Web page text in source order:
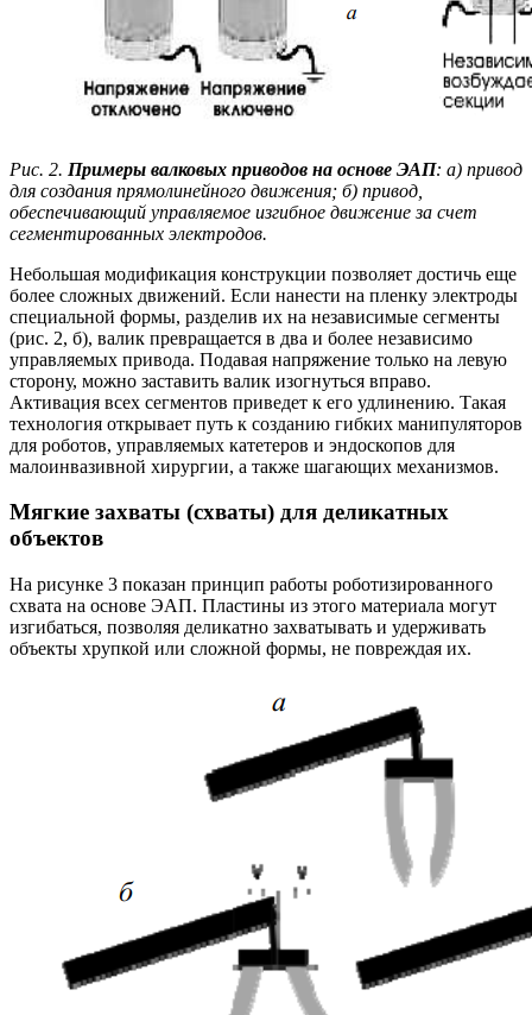
Рис. 2. Примеры валковых приводов на основе ЭАП: а) привод
для создания прямолинейного движения; б) привод,
обеспечивающий управляемое изгибное движение за счет
сегментированных электродов.
Небольшая модификация конструкции позволяет достичь еще
более сложных движений. Если нанести на пленку электроды
специальной формы, разделив их на независимые сегменты
(рис. 2, б), валик превращается в два и более независимо
управляемых привода. Подавая напряжение только на левую
сторону, можно заставить валик изогнуться вправо.
Активация всех сегментов приведет к его удлинению. Такая
технология открывает путь к созданию гибких манипуляторов
для роботов, управляемых катетеров и эндоскопов для
малоинвазивной хирургии, а также шагающих механизмов.
Мягкие захваты (схваты) для деликатных
объектов
На рисунке 3 показан принцип работы роботизированного
схвата на основе ЭАП. Пластины из этого материала могут
изгибаться, позволяя деликатно захватывать и удерживать
объекты хрупкой или сложной формы, не повреждая их.